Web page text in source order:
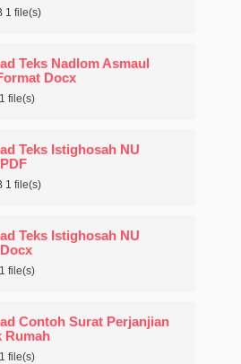
1 file(s)
Teks Nadlom Asmaul
Docx
1 file(s)
Teks Istighosah NU
1 file(s)
Teks Istighosah NU
1 file(s)
Contoh Surat Perjanjian
Rumah
1 file(s)